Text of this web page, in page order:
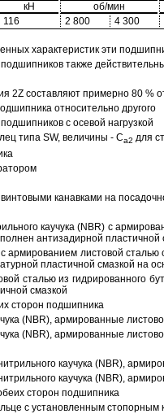
кН об/мин
116 2 800 4 300
характеристик эти
также
2Z составляют примерно 80 %
относительно другого
с осевой нагрузкой
типа SW, величины - Ca2 для
канавками на
каучука (NBR) с
антизадирной пластичной
армированием листовой
пластичной смазкой на
сталью из гидрированного
смазкой
сторон подшипника
(NBR), армированные
(NBR), армированные
каучука (NBR),
каучука (NBR),
сторон подшипника
с установленным